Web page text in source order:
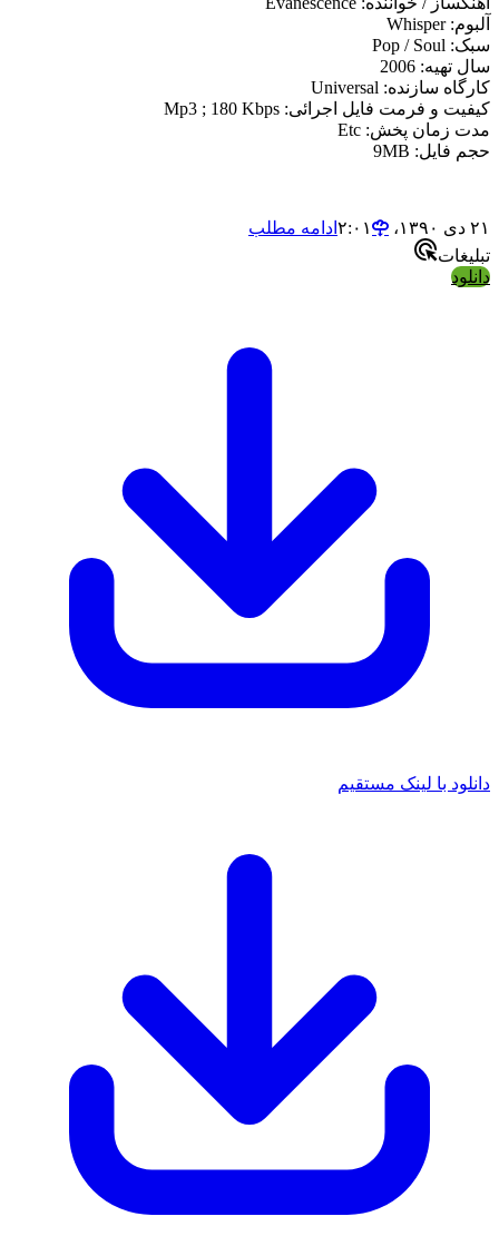
آلبوم: Whisper
سبک: Pop / Soul
سال تهیه: 2006
کارگاه سازنده: Universal
کیفیت و فرمت فایل اجرائی: Mp3 ; 180 Kbps
مدت زمان پخش: Etc
حجم فایل: 9MB
۲۱ دی ۱۳۹۰،‏ ۲:۰۱
ادامه مطلب
تبلیغات
دانلود
دانلود با لینک مستقیم